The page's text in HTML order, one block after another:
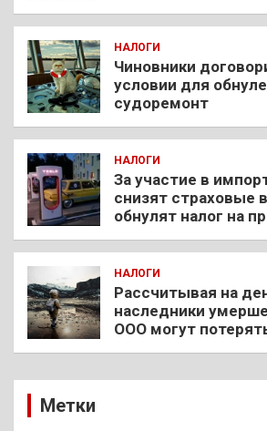
НАЛОГИ
Чиновники
условии для
судоремонт
НАЛОГИ
За участие в
снизят страховые
обнулят налог на
НАЛОГИ
Рассчитывая на
наследники
ООО могут
Метки